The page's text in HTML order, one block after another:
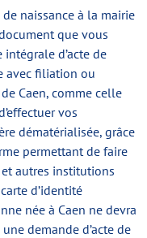
naissance à la mairie
que vous
d’acte de
avec filiation ou
Caen, comme celle
vos
dématérialisée, grâce
permettant de faire
autres institutions
d’identité
née à Caen ne devra
demande d’acte de